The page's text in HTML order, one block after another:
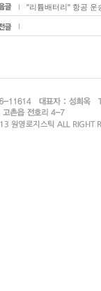
"리튬배터리" 항공 운